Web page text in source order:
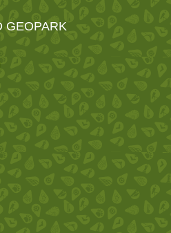
GEOPARK